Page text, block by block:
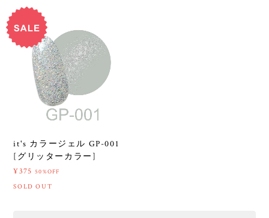
it's カラージェル GP-001
[グリッターカラー]
¥375 50%OFF
SOLD OUT